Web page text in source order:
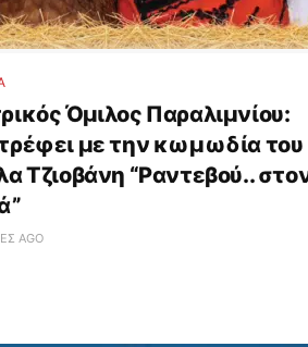
Όμιλος Παραλιμνίου:
με την κωμωδία του
Τζιοβάνη “Ραντεβού..
AGO